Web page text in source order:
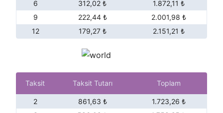
6
312,02 ₺
1.872,11 ₺
9
222,44 ₺
2.001,98 ₺
12
179,27 ₺ 2.151,21 ₺
Taksit Taksit Tutarı Toplam
2 861,63 ₺
1.723,26 ₺